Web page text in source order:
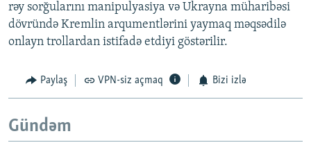
rəy sorğularını manipulyasiya və Ukrayna müharibəsi
dövründə Kremlin arqumentlərini yaymaq məqsədilə
onlayn trollardan istifadə etdiyi göstərilir.
Paylaş VPN-siz açmaq Bizi izlə
Gündəm